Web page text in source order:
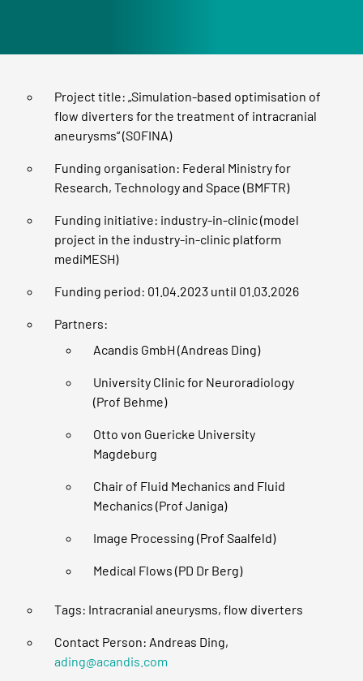
Project title: „Simulation-based optimisation of
flow diverters for the treatment of intracranial
aneurysms“ (SOFINA)
Funding organisation: Federal Ministry for
Research, Technology and Space (BMFTR)
Funding initiative: industry-in-clinic (model
project in the industry-in-clinic platform
mediMESH)
Funding period: 01.04.2023 until 01.03.2026
Partners:
Acandis GmbH (Andreas Ding)
University Clinic for Neuroradiology
(Prof Behme)
Otto von Guericke University
Magdeburg
Chair of Fluid Mechanics and Fluid
Mechanics (Prof Janiga)
Image Processing (Prof Saalfeld)
Medical Flows (PD Dr Berg)
Tags: Intracranial aneurysms, flow diverters
Contact Person: Andreas Ding,
ading@acandis.com